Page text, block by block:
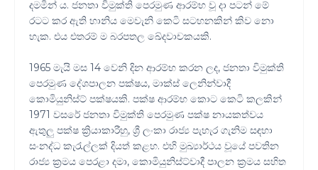
දමමින් ය. ජනතා විමුක්ති පෙරමුණ ආරම්භ වූ දා පටන් මේ
රටට කර ඇති හානිය මෙවැනි කෙටි සටහනකින් කිව නො
හැක. එය එතරම් ම බරපතල ඛේදවාචකයකි.
1965 මැයි මස 14 වෙනි දින ආරම්භ කරන ලද, ජනතා විමුක්ති
පෙරමුණ දේශපාලන පක්ෂය, මාක්ස් ලෙනින්වාදී
කොමියුනිස්ට් පක්ෂයකි. පක්ෂ ආරම්භ කොට කෙටි කලකින්
1971 වසරේ ජනතා විමුක්ති පෙරමුණ පක්ෂ නායකත්වය
ඇතුලු පක්ෂ ක්‍රියාකාරීහු, ශ්‍රී ලංකා රාජ්‍ය පැහැර ගැනිම සඳහා
සංනද්ධ කැරැල්ලක් දියත් කළහ. එහි මුඛ්‍යාර්ථය වූයේ පවතින
රාජ්‍ය ක්‍රමය පෙරළා දමා, කොමියුනිස්ට්වාදී පාලන ක්‍රමය සහිත